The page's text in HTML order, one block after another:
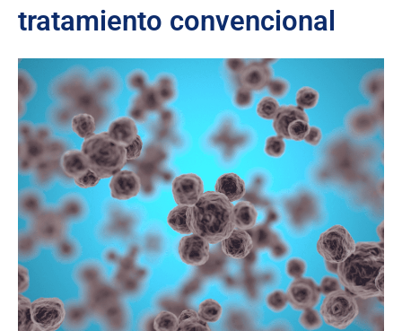
tratamiento convencional